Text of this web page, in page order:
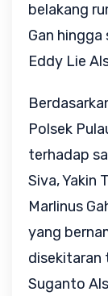
belakang
Gan
Eddy Lie
Polsek
terhadap
Siva, Yakin
Marlinus
yang
disekitaran
Suganto